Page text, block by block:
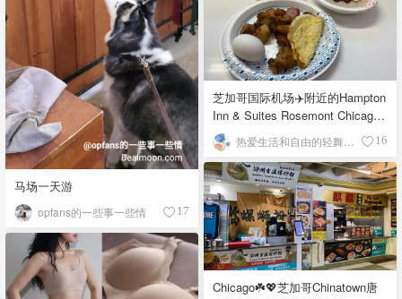
马场一天游
opfans的一些事一些情 17
芝加哥国际机场✈️附近的Hampton
Inn & Suites Rosemont Chicago
O'Hare自助早餐
16
Chicago☘️💖芝加哥Chinatown唐